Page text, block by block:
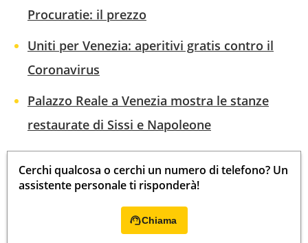
Procuratie: il prezzo
Uniti per Venezia: aperitivi gratis contro il
Coronavirus
Palazzo Reale a Venezia mostra le stanze
restaurate di Sissi e Napoleone
Cerchi qualcosa o cerchi un numero di telefono? Un
assistente personale ti risponderà!
Chiama